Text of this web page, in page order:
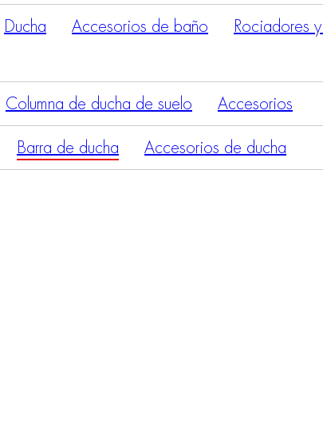
Ducha Accesorios de baño Rociadores
Columna de ducha de suelo Accesorios
Barra de ducha Accesorios de ducha